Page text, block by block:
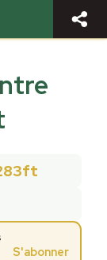
S'abonner